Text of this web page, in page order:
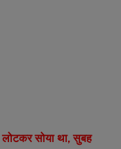
सोया था, सुबह